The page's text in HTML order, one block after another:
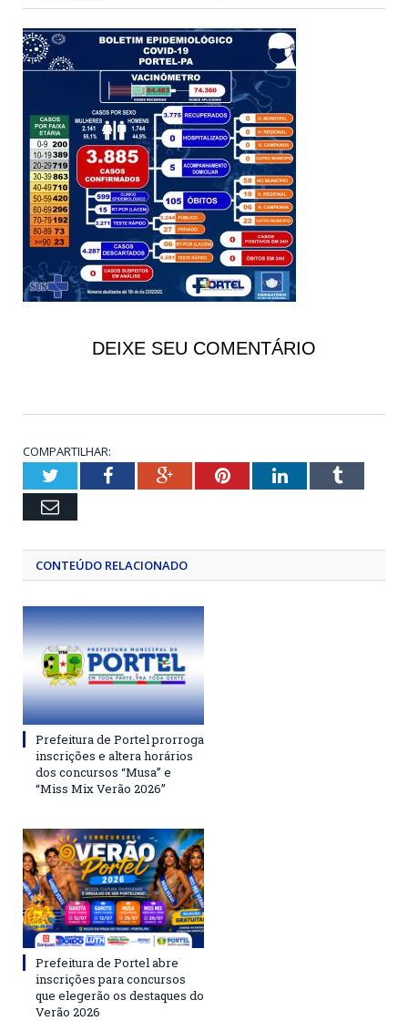
DEIXE SEU COMENTÁRIO
COMPARTILHAR:
TwitterFacebookGoogle+PinterestLinkedInTumblr
Email
CONTEÚDO RELACIONADO
Prefeitura de Portel prorroga
inscrições e altera horários
dos concursos “Musa” e
“Miss Mix Verão 2026”
Prefeitura de Portel abre
inscrições para concursos
que elegerão os destaques do
Verão 2026